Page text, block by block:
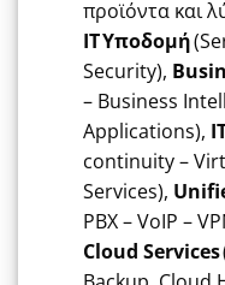
προϊόντα και
ΙTΥποδομή(
Security),
– Business
Applications),
continuity–
Services),
PBX–VoIP –
Cloud Services